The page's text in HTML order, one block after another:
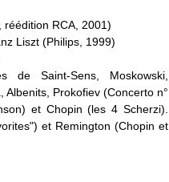
RCA, 2001)
Liszt (Philips, 1999)
de Saint-Sens, Moskowski,
Prokofiev (Concerto n°
et Chopin (les 4 Scherzi).
et Remington (Chopin et